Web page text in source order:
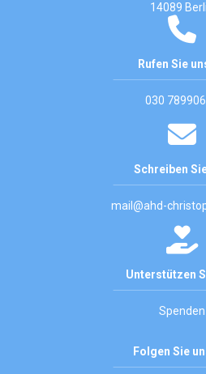
14089
Rufen Sie
030
Schreiben
mail@ahd-
Unterstützen
Spenden
Folgen Sie